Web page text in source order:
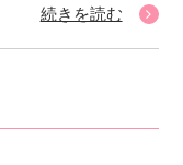
続きを読む